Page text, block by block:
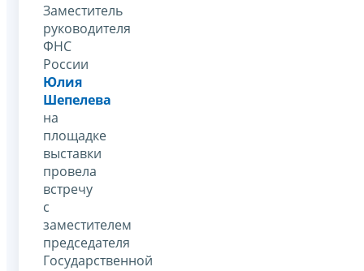
Заместитель
руководителя
ФНС
России
Юлия
Шепелева
на
площадке
выставки
провела
встречу
с
заместителем
председателя
Государственной